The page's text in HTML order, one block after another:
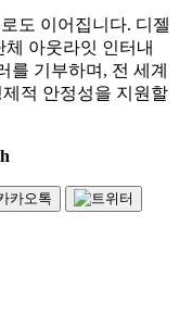
도 이어집니다. 디젤
아웃라잇 인터내
를 기부하며, 전 세계
적 안정성을 지원할